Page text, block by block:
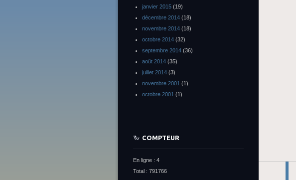
janvier 2015 (19)
décembre 2014 (18)
novembre 2014 (18)
octobre 2014 (32)
septembre 2014 (36)
août 2014 (35)
juillet 2014 (3)
novembre 2001 (1)
octobre 2001 (1)
COMPTEUR
En ligne : 4
Total : 791766